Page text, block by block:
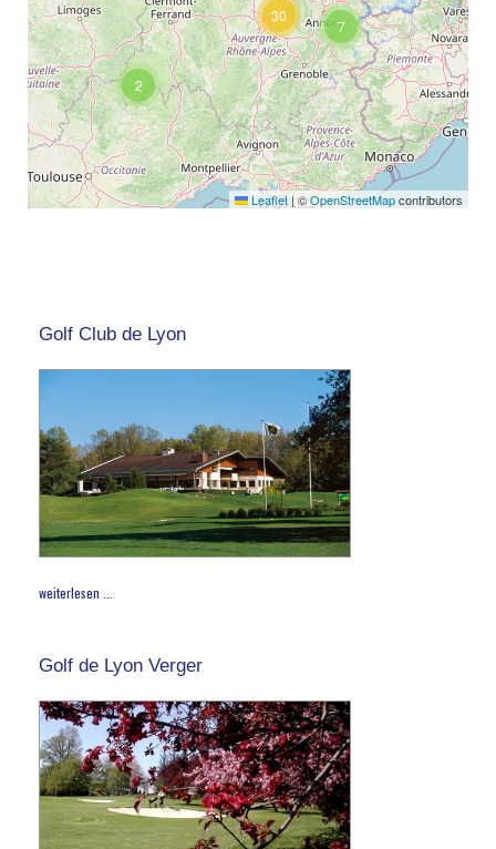
7
2
30
Leaflet |©OpenStreetMapcontributors
Golf Club de Lyon
weiterlesen ...
Golf de Lyon Verger